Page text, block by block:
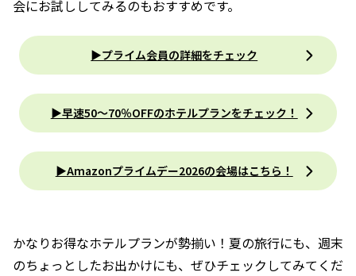
会にお試ししてみるのもおすすめです。
▶︎プライム会員の詳細をチェック
▶︎早速50〜70％OFFのホテルプランをチェック！
▶︎Amazonプライムデー2026の会場はこちら！
かなりお得なホテルプランが勢揃い！夏の旅行にも、週末
のちょっとしたお出かけにも、ぜひチェックしてみてくだ